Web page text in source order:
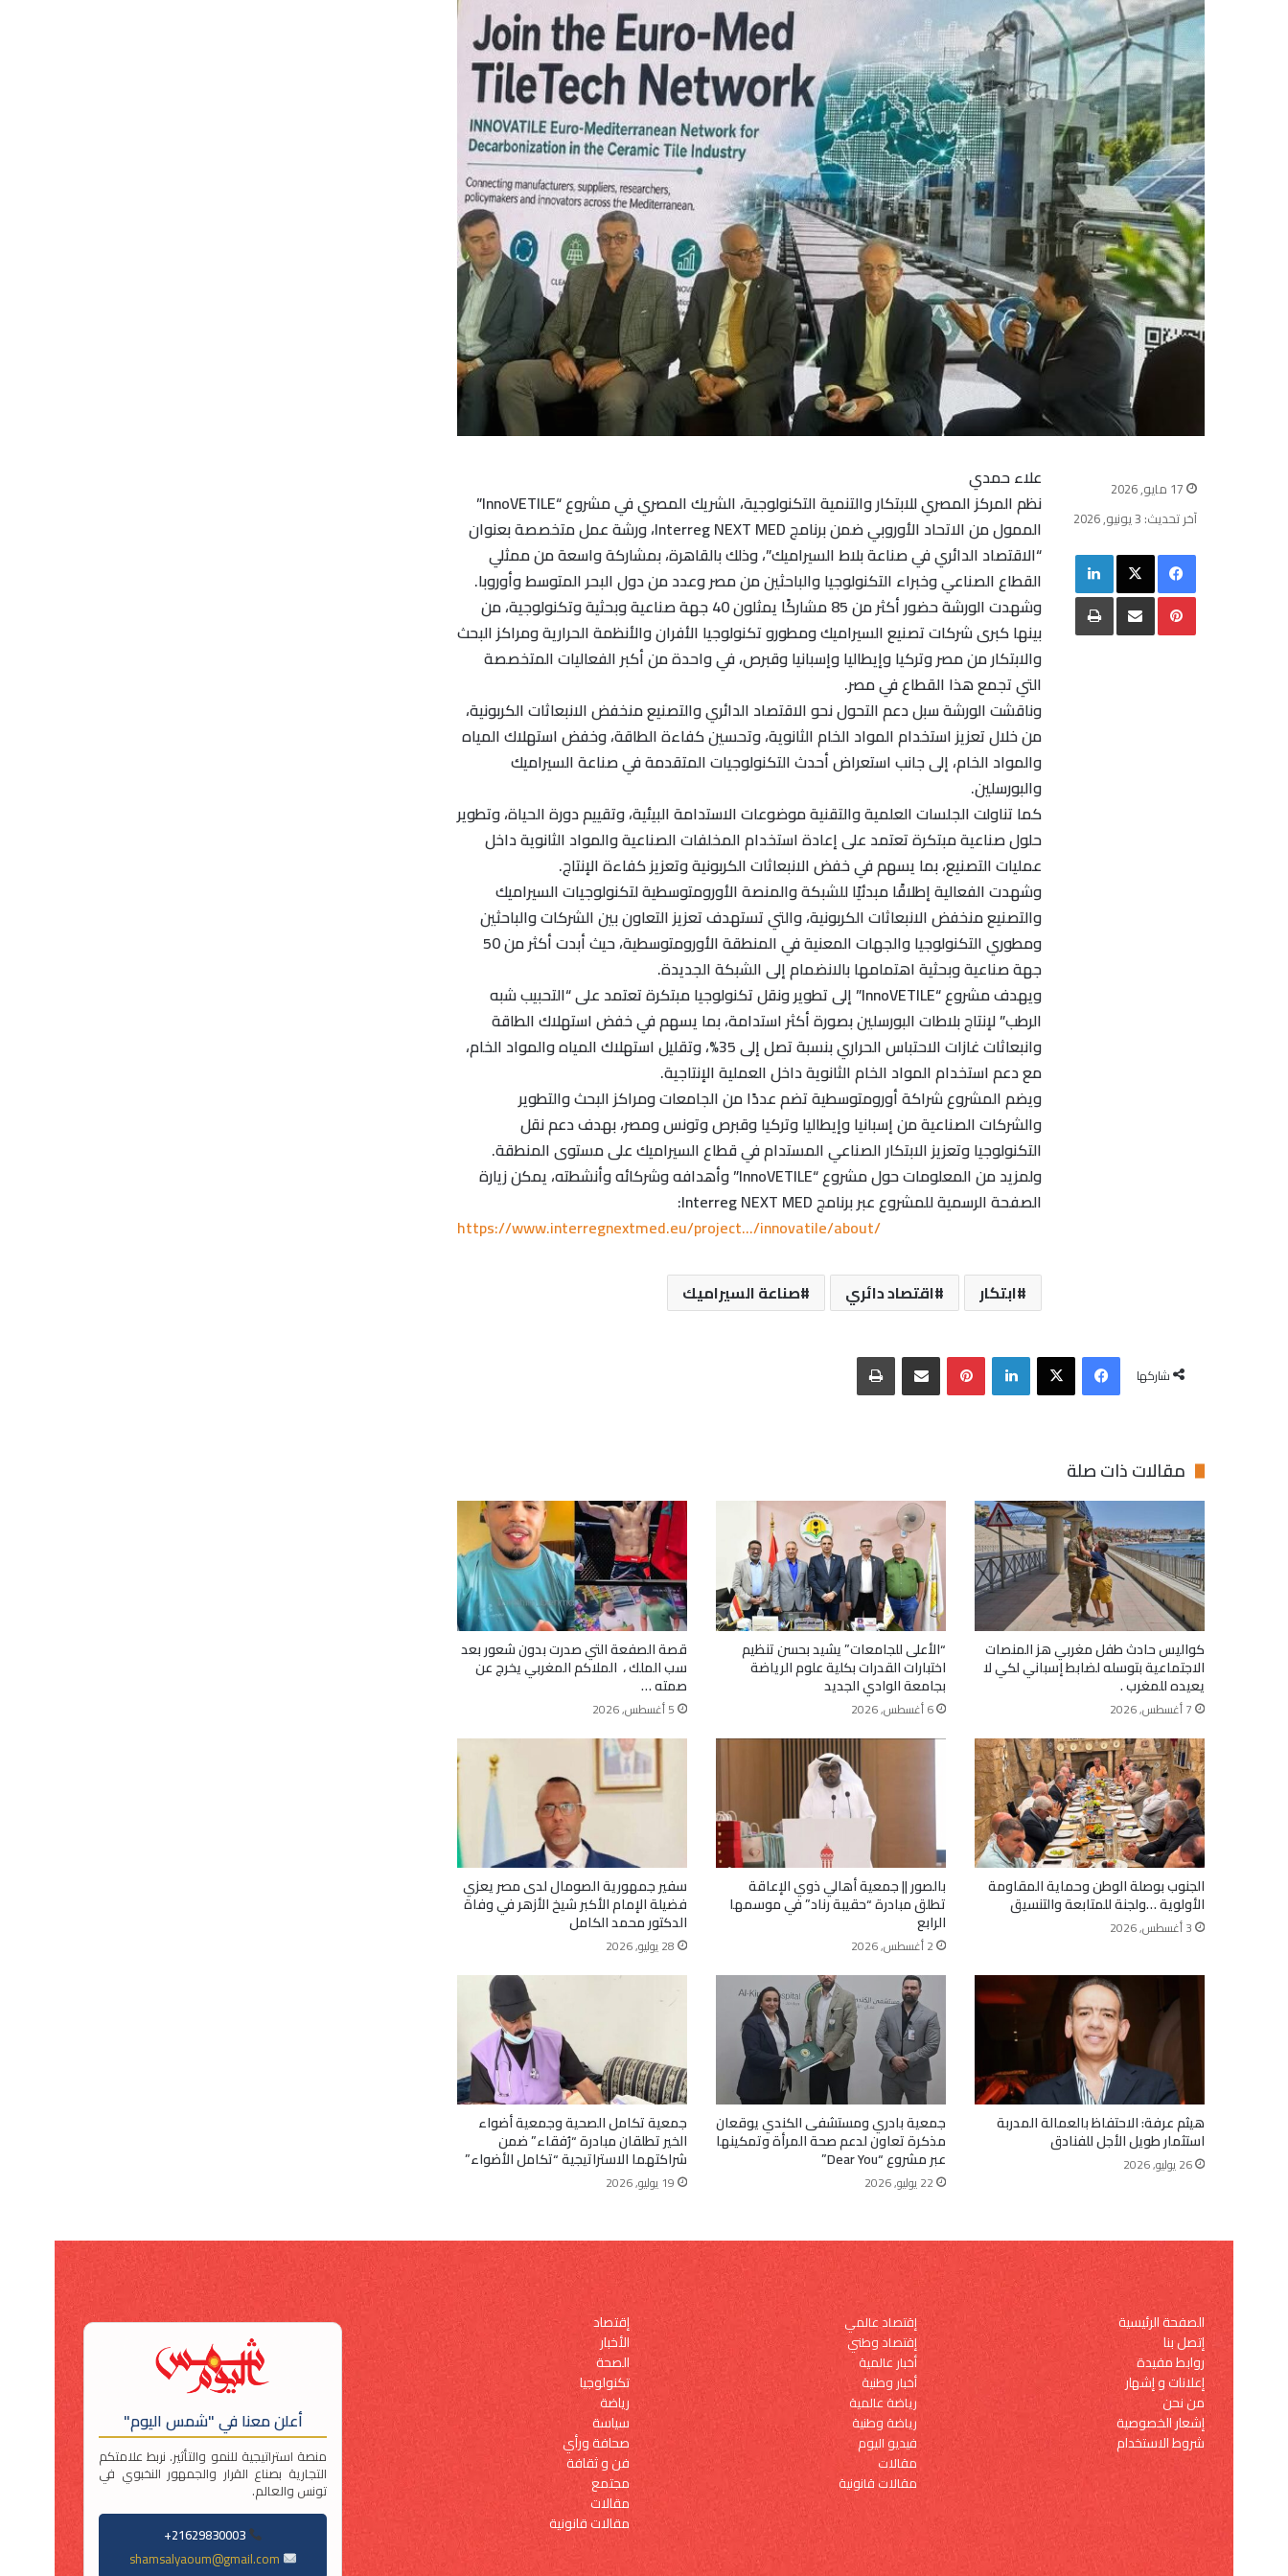
علاء حمدي
نظم المركز المصري للابتكار والتنمية التكنولوجية، الشريك المصري في مشروع “InnoVETILE”
الممول من الاتحاد الأوروبي ضمن برنامج Interreg NEXT MED، ورشة عمل متخصصة بعنوان
“الاقتصاد الدائري في صناعة بلاط السيراميك”، وذلك بالقاهرة، بمشاركة واسعة من ممثلي
القطاع الصناعي وخبراء التكنولوجيا والباحثين من مصر وعدد من دول البحر المتوسط وأوروبا.
وشهدت الورشة حضور أكثر من 85 مشاركًا يمثلون 40 جهة صناعية وبحثية وتكنولوجية، من
بينها كبرى شركات تصنيع السيراميك ومطورو تكنولوجيا الأفران والأنظمة الحرارية ومراكز البحث
والابتكار من مصر وتركيا وإيطاليا وإسبانيا وقبرص، في واحدة من أكبر الفعاليات المتخصصة
التي تجمع هذا القطاع في مصر.
وناقشت الورشة سبل دعم التحول نحو الاقتصاد الدائري والتصنيع منخفض الانبعاثات الكربونية،
من خلال تعزيز استخدام المواد الخام الثانوية، وتحسين كفاءة الطاقة، وخفض استهلاك المياه
والمواد الخام، إلى جانب استعراض أحدث التكنولوجيات المتقدمة في صناعة السيراميك
والبورسلين.
كما تناولت الجلسات العلمية والتقنية موضوعات الاستدامة البيئية، وتقييم دورة الحياة، وتطوير
حلول صناعية مبتكرة تعتمد على إعادة استخدام المخلفات الصناعية والمواد الثانوية داخل
عمليات التصنيع، بما يسهم في خفض الانبعاثات الكربونية وتعزيز كفاءة الإنتاج.
وشهدت الفعالية إطلاقًا مبدئيًا للشبكة والمنصة الأورومتوسطية لتكنولوجيات السيراميك
والتصنيع منخفض الانبعاثات الكربونية، والتي تستهدف تعزيز التعاون بين الشركات والباحثين
ومطوري التكنولوجيا والجهات المعنية في المنطقة الأورومتوسطية، حيث أبدت أكثر من 50
جهة صناعية وبحثية اهتمامها بالانضمام إلى الشبكة الجديدة.
ويهدف مشروع “InnoVETILE” إلى تطوير ونقل تكنولوجيا مبتكرة تعتمد على “التحبيب شبه
الرطب” لإنتاج بلاطات البورسلين بصورة أكثر استدامة، بما يسهم في خفض استهلاك الطاقة
وانبعاثات غازات الاحتباس الحراري بنسبة تصل إلى 35%، وتقليل استهلاك المياه والمواد الخام،
مع دعم استخدام المواد الخام الثانوية داخل العملية الإنتاجية.
ويضم المشروع شراكة أورومتوسطية تضم عددًا من الجامعات ومراكز البحث والتطوير
والشركات الصناعية من إسبانيا وإيطاليا وتركيا وقبرص وتونس ومصر، بهدف دعم نقل
التكنولوجيا وتعزيز الابتكار الصناعي المستدام في قطاع السيراميك على مستوى المنطقة.
ولمزيد من المعلومات حول مشروع “InnoVETILE” وأهدافه وشركائه وأنشطته، يمكن زيارة
الصفحة الرسمية للمشروع عبر برنامج Interreg NEXT MED:
https://www.interregnextmed.eu/project…/innovatile/about/
ابتكار اقتصاد دائري صناعة السيراميك
17 مايو, 2026
آخر تحديث: 3 يونيو, 2026
فيسبوك‫X
لينكدإن
بينتيريستمشاركة عبر البريد طباعة
شاركها
فيسبوك‫X لينكدإن بينتيريستمشاركة عبر البريد طباعة
مقالات ذات صلة
كواليس حادث طفل مغربي هز المنصات
الاجتماعية بتوسله لضابط إسباني لكي لا
يعيده للمغرب .
7 أغسطس, 2026
“الأعلى للجامعات” يشيد بحسن تنظيم
اختبارات القدرات بكلية علوم الرياضة
بجامعة الوادي الجديد
6 أغسطس, 2026
قصة الصفعة التي صدرت بدون شعور بعد
سب الملك ، الملاكم المغربي يخرج عن
صمته …
5 أغسطس, 2026
الجنوب بوصلة الوطن وحماية المقاومة
الأولوية …ولجنة للمتابعة والتنسيق
3 أغسطس, 2026
بالصور || جمعية أهالي ذوي الإعاقة
تطلق مبادرة “حقيبة رناد” في موسمها
الرابع
2 أغسطس, 2026
سفير جمهورية الصومال لدى مصر يعزي
فضيلة الإمام الأكبر شيخ الأزهر في وفاة
الدكتور محمد الكامل
28 يوليو, 2026
هيثم عرفة: الاحتفاظ بالعمالة المدربة
استثمار طويل الأجل للفنادق
26 يوليو, 2026
جمعية بادري ومستشفى الكندي يوقعان
مذكرة تعاون لدعم صحة المرأة وتمكينها
عبر مشروع “Dear You”
22 يوليو, 2026
جمعية تكامل الصحية وجمعية أضواء
الخير تطلقان مبادرة “رُفقاء” ضمن
شراكتهما الاستراتيجية “تكامل الأضواء”
19 يوليو, 2026
الصفحة الرئيسية
إتصل بنا
روابط مفيدة
إعلانات و إشهار
من نحن
إشعار الخصوصية
شروط الاستخدام
إقتصاد عالمي
إقتصاد وطني
أخبار عالمية
أخبار وطنية
رياضة عالمية
رياضة وطنية
فيديو اليوم
مقالات
مقالات قانونية
إقتصاد
الأخبار
الصحة
تكنولوجيا
رياضة
سياسة
صحافة ورأي
فن و ثقافة
مجتمع
مقالات
مقالات قانونية
أعلن معنا في "شمس اليوم"
منصة استراتيجية للنمو والتأثير. نربط علامتكم
التجارية بصناع القرار والجمهور النخبوي في
تونس والعالم.
21629830003+
shamsalyaoum@gmail.com